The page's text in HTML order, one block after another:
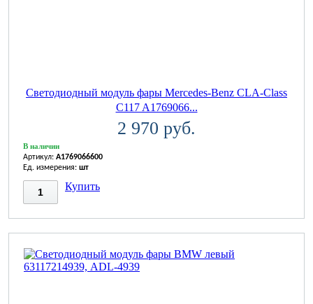
Светодиодный модуль фары Mercedes-Benz CLA-Class
C117 A1769066...
2 970 руб.
В наличии
Артикул: A1769066600
Ед. измерения: шт
Купить